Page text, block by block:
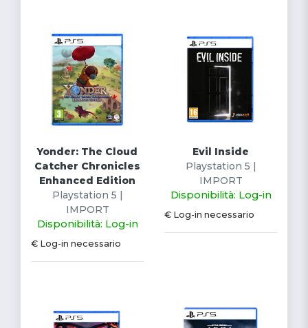
Yonder: The Cloud
Catcher Chronicles
Enhanced Edition
Playstation 5 |
IMPORT
Disponibilità: Log-in
€ Log-in necessario
Evil Inside
Playstation 5 |
IMPORT
Disponibilità: Log-in
€ Log-in necessario